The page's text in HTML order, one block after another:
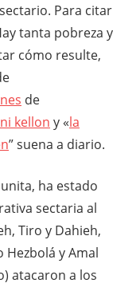
Para citar
tanta pobreza y
cómo resulte,
de
kellon y «la
” suena a diario.
ha estado
sectaria al
Tiro y Dahieh,
y Amal
atacaron a los